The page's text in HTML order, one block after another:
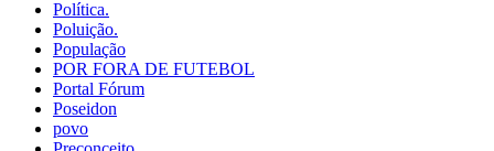
Política.
Poluição.
População
POR FORA DE FUTEBOL
Portal Fórum
Poseidon
povo